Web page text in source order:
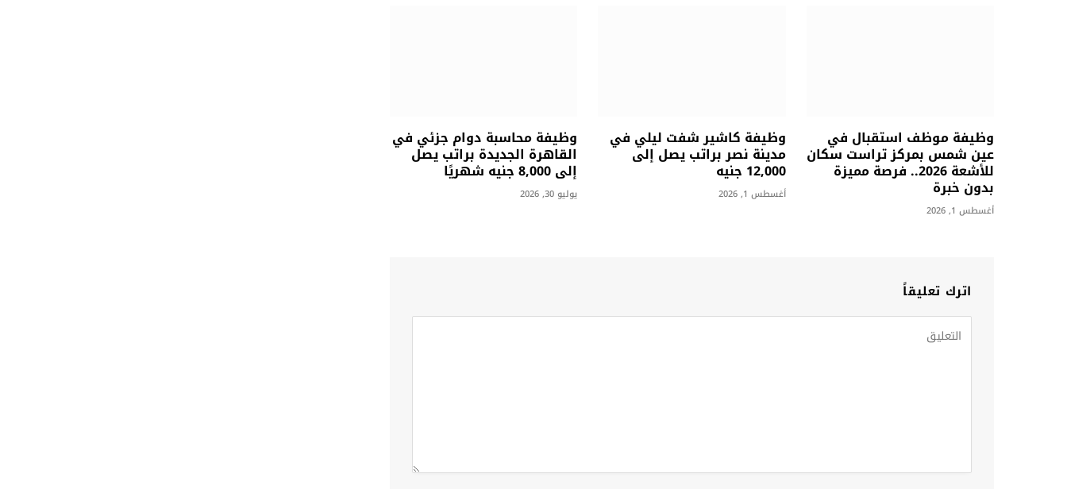
وظيفة موظف استقبال في
عين شمس بمركز تراست سكان
للأشعة 2026.. فرصة مميزة
بدون خبرة
أغسطس 1, 2026
وظيفة كاشير شفت ليلي في
مدينة نصر براتب يصل إلى
12,000 جنيه
أغسطس 1, 2026
وظيفة محاسبة دوام جزئي في
القاهرة الجديدة براتب يصل
إلى 8,000 جنيه شهريًا
يوليو 30, 2026
اترك تعليقاً